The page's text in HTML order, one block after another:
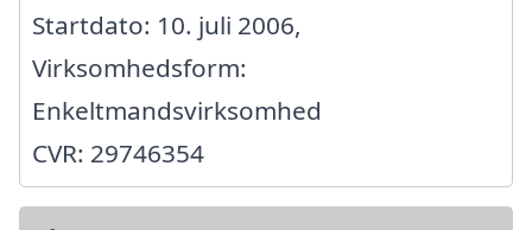
Startdato: 10. juli 2006,
Virksomhedsform:
Enkeltmandsvirksomhed
CVR: 29746354